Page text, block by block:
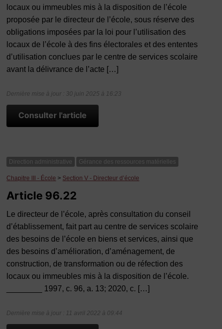
locaux ou immeubles mis à la disposition de l’école
proposée par le directeur de l’école, sous réserve des
obligations imposées par la loi pour l’utilisation des
locaux de l’école à des fins électorales et des ententes
d’utilisation conclues par le centre de services scolaire
avant la délivrance de l’acte […]
Dernière mise à jour : 30 juin 2025 à 16:23
Consulter l'article
Direction administrative Gérance des ressources matérielles
Chapitre III - École > Section V - Directeur d’école
Article 96.22
Le directeur de l’école, après consultation du conseil
d’établissement, fait part au centre de services scolaire
des besoins de l’école en biens et services, ainsi que
des besoins d’amélioration, d’aménagement, de
construction, de transformation ou de réfection des
locaux ou immeubles mis à la disposition de l’école.
________ 1997, c. 96, a. 13; 2020, c. […]
Dernière mise à jour : 11 avril 2022 à 09:44